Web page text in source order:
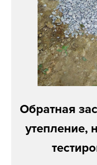
Обратная
утепление,